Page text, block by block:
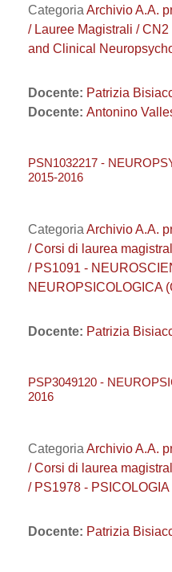
Categoria Archivio A.A.
/ Lauree Magistrali /
and Clinical
Docente: Patrizia
Docente: Antonino
PSN1032217 -
2015-2016
Categoria Archivio A.A.
/ Corsi di laurea
/ PS1091 -
NEUROPSICOLOGICA
Docente: Patrizia
PSP3049120 -
2016
Categoria Archivio A.A.
/ Corsi di laurea
/ PS1978 -
Docente: Patrizia